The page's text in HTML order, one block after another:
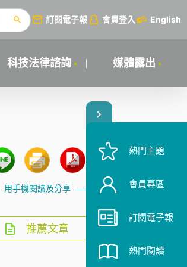
訂閱電子報 會員登入 English
科技法律諮詢 媒體露出
用手機閱讀及分享
推薦文章
熱門主題
會員專區
訂閱電子報
熱門閱讀